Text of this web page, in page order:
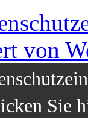
von
Sie